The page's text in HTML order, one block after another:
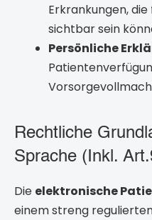
Erkrankungen,
sichtbar sein
Persönliche
Rechtliche
Sprache (inkl.
Die elektronische
einem streng